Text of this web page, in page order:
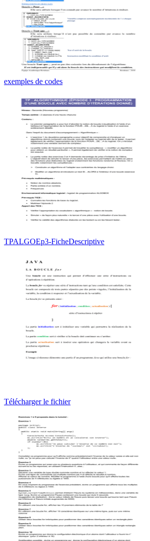
exemples de codes
TPALGOEp3-FicheDescriptive
Télécharger le fichier